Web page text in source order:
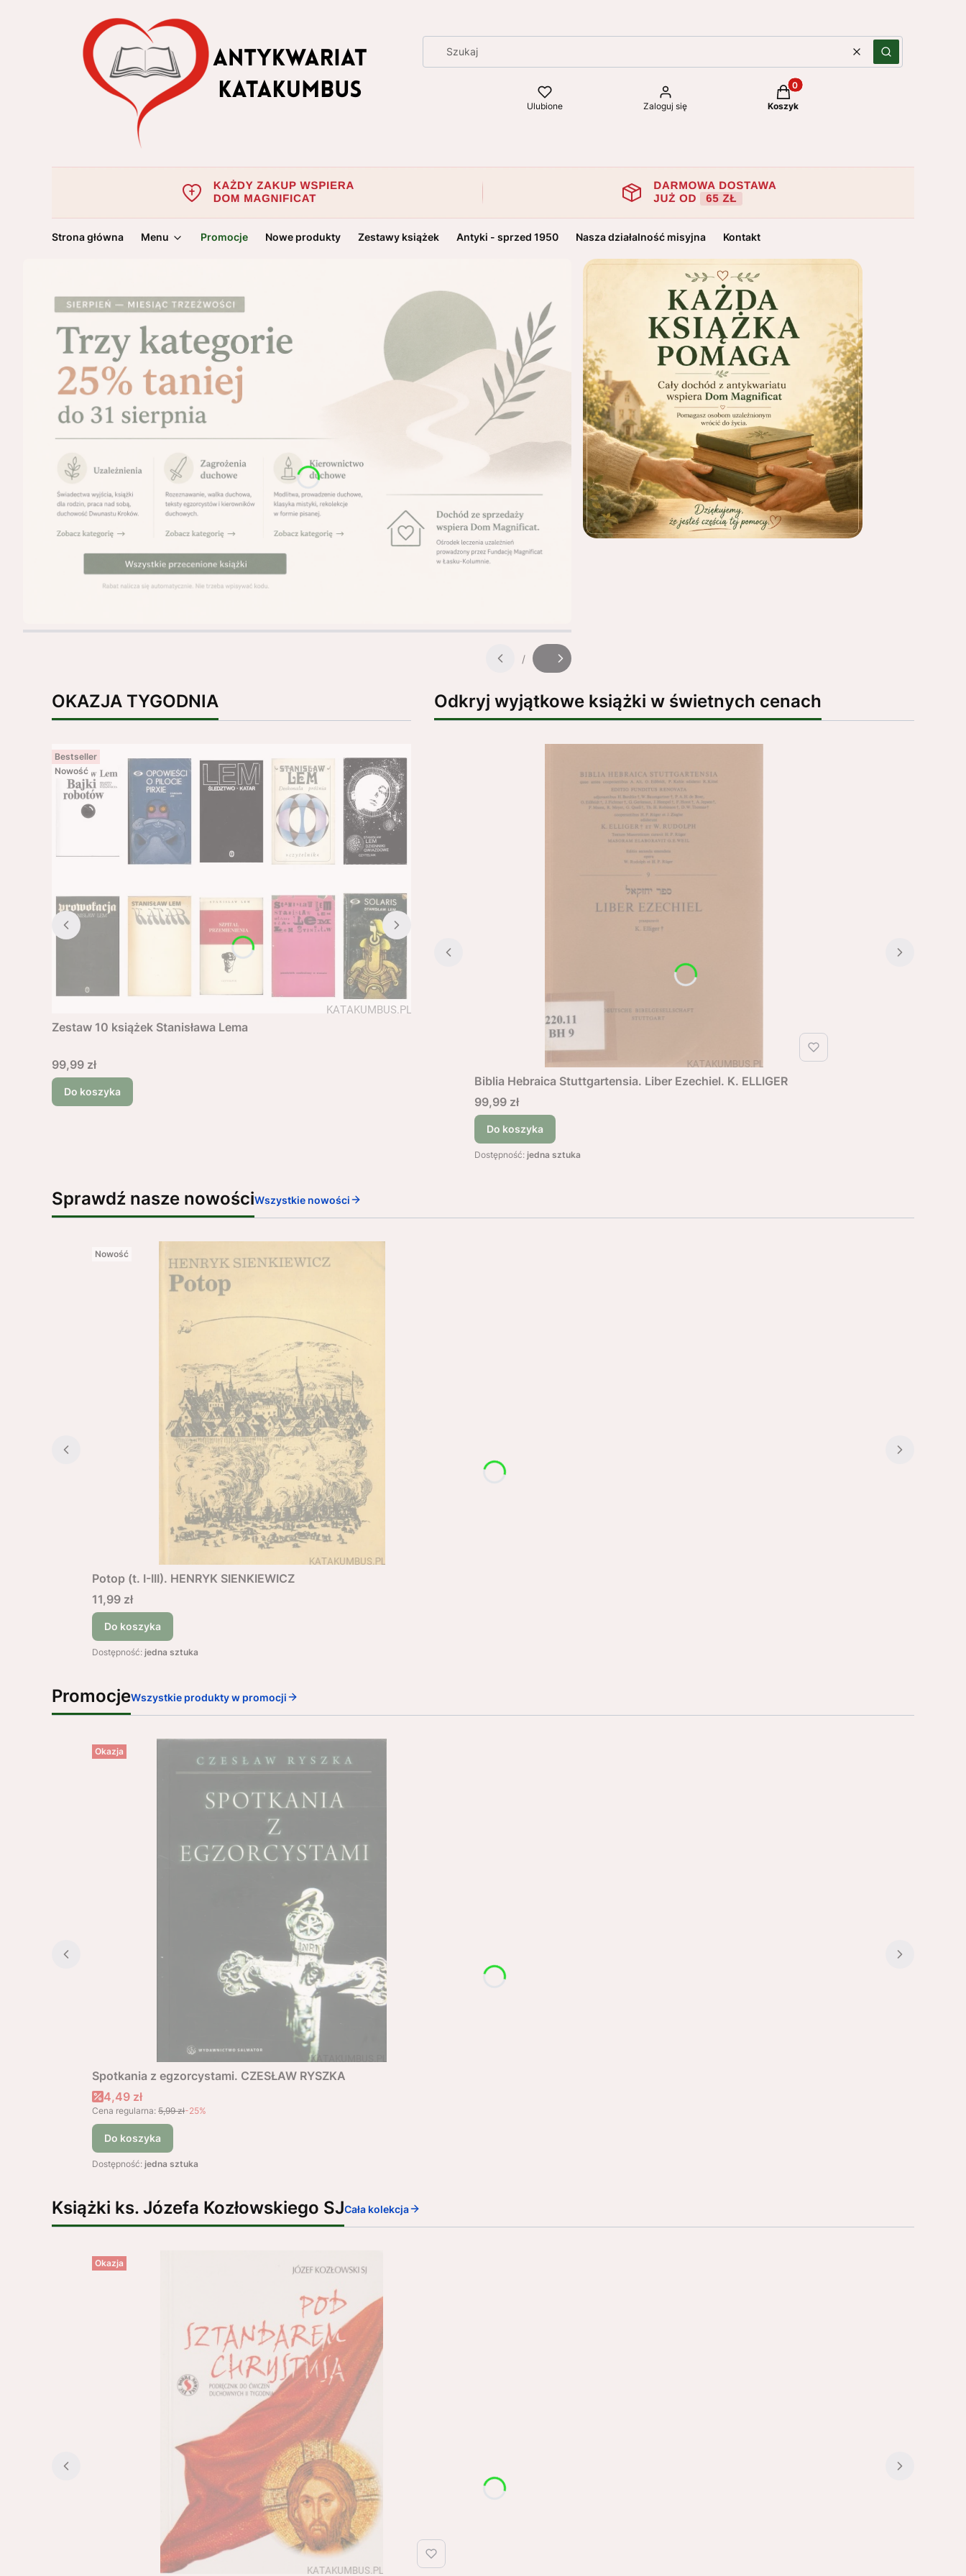
WyczyśćSzukaj
Ulubione Zaloguj się
Produkty w koszyku: 0. Zobacz
Koszyk
Strona główna Menu Promocje Nowe produkty Zestawy książek Antyki - sprzed 1950 Nasza działalność misyjna Kontakt
Naciśnij Enter lub spację, aby otworzyć stronę.
Slajd
/
z
OKAZJA TYGODNIA
Bestseller
Nowość
Zestaw 10 książek Stanisława Lema
Cena
99,99 zł
Do koszyka
Odkryj wyjątkowe książki w świetnych cenach
Biblia Hebraica Stuttgartensia. Liber Ezechiel. K. ELLIGER
Cena
99,99 zł
Do koszyka
Dostępność: jedna sztuka
Sprawdź nasze nowościWszystkie nowości
Nowość
Potop (t. I-III). HENRYK SIENKIEWICZ
Cena
11,99 zł
Do koszyka
Dostępność: jedna sztuka
PromocjeWszystkie produkty w promocji
Okazja
Spotkania z egzorcystami. CZESŁAW RYSZKA
Cena promocyjna
4,49 zł
Cena regularna: 5,99 zł-25%
Do koszyka
Dostępność: jedna sztuka
Książki ks. Józefa Kozłowskiego SJCała kolekcja
Okazja